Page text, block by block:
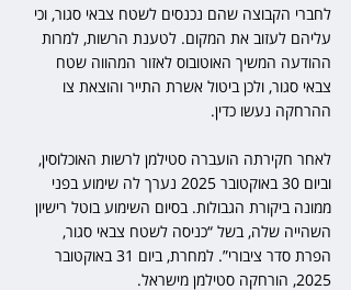
לחברי הקבוצה שהם נכנסים לשטח צבאי סגור, וכי
עליהם לעזוב את המקום. לטענת הרשות, למרות
ההודעה המשיך האוטובוס לאזור המהווה שטח
צבאי סגור, ולכן ביטול אשרת התייר והוצאת צו
ההרחקה נעשו כדין.
לאחר חקירתה הועברה סטילמן לרשות האוכלוסין,
וביום 30 באוקטובר 2025 נערך לה שימוע בפני
ממונה ביקורת הגבולות. בסיום השימוע בוטל רישיון
השהייה שלה, בשל “כניסה לשטח צבאי סגור,
הפרת סדר ציבורי”. למחרת, ביום 31 באוקטובר
2025, הורחקה סטילמן מישראל.